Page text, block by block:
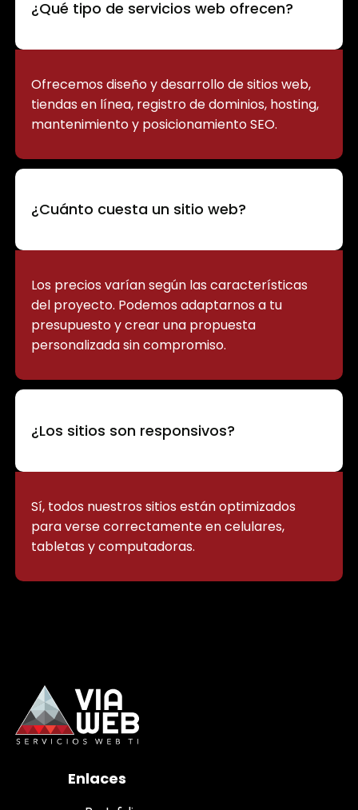
¿Qué tipo de servicios web ofrecen?
Ofrecemos diseño y desarrollo de sitios web,
tiendas en línea, registro de dominios, hosting,
mantenimiento y posicionamiento SEO.
¿Cuánto cuesta un sitio web?
Los precios varían según las características
del proyecto. Podemos adaptarnos a tu
presupuesto y crear una propuesta
personalizada sin compromiso.
¿Los sitios son responsivos?
Sí, todos nuestros sitios están optimizados
para verse correctamente en celulares,
tabletas y computadoras.
Enlaces